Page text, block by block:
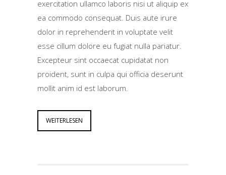
exercitation ullamco laboris nisi ut aliquip ex
ea commodo consequat. Duis aute irure
dolor in reprehenderit in voluptate velit
esse cillum dolore eu fugiat nulla pariatur.
Excepteur sint occaecat cupidatat non
proident, sunt in culpa qui officia deserunt
mollit anim id est laborum.
WEITERLESEN